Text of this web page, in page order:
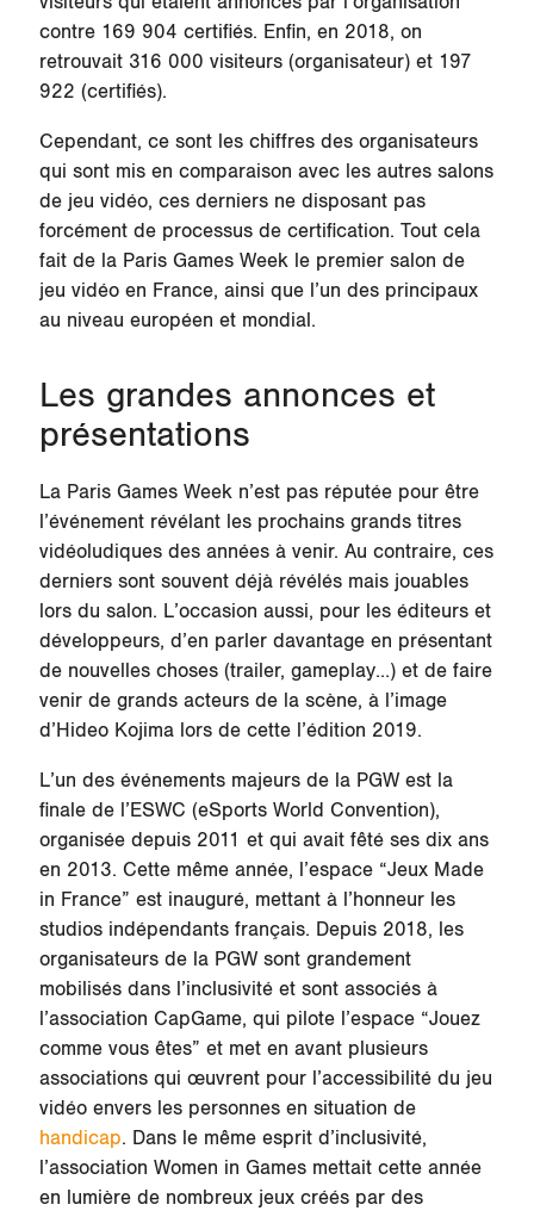
contre 169 904 certifiés. Enfin, en 2018, on
retrouvait 316 000 visiteurs (organisateur) et 197
922 (certifiés).
Cependant, ce sont les chiffres des organisateurs
qui sont mis en comparaison avec les autres salons
de jeu vidéo, ces derniers ne disposant pas
forcément de processus de certification. Tout cela
fait de la Paris Games Week le premier salon de
jeu vidéo en France, ainsi que l’un des principaux
au niveau européen et mondial.
Les grandes annonces et
présentations
La Paris Games Week n’est pas réputée pour être
l’événement révélant les prochains grands titres
vidéoludiques des années à venir. Au contraire, ces
derniers sont souvent déjà révélés mais jouables
lors du salon. L’occasion aussi, pour les éditeurs et
développeurs, d’en parler davantage en présentant
de nouvelles choses (trailer, gameplay…) et de faire
venir de grands acteurs de la scène, à l’image
d’Hideo Kojima lors de cette l’édition 2019.
L’un des événements majeurs de la PGW est la
finale de l’ESWC (eSports World Convention),
organisée depuis 2011 et qui avait fêté ses dix ans
en 2013. Cette même année, l’espace “Jeux Made
in France” est inauguré, mettant à l’honneur les
studios indépendants français. Depuis 2018, les
organisateurs de la PGW sont grandement
mobilisés dans l’inclusivité et sont associés à
l’association CapGame, qui pilote l’espace “Jouez
comme vous êtes” et met en avant plusieurs
associations qui œuvrent pour l’accessibilité du jeu
vidéo envers les personnes en situation de
handicap. Dans le même esprit d’inclusivité,
l’association Women in Games mettait cette année
en lumière de nombreux jeux créés par des